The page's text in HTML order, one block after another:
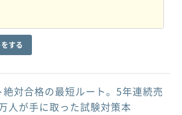
する
対合格の最短ルート。5年連続売
人が手に取った試験対策本